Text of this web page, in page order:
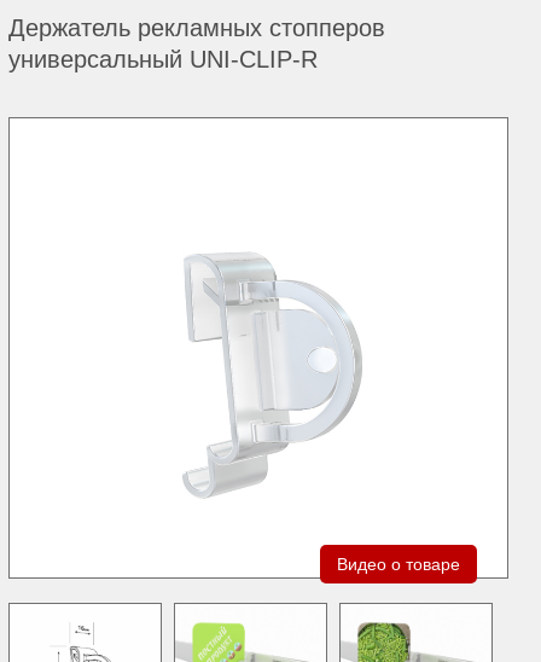
Держатель рекламных стопперов
универсальный UNI-CLIP-R
Видео о товаре